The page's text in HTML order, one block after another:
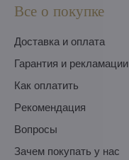
Все о покупке
Доставка и оплата
Гарантия и рекламации
Как оплатить
Pекомендация
Вопросы
Зачем покупать у нас